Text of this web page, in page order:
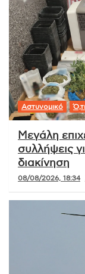
Αστυνομικό
Μεγάλη
συλλήψεις
διακίνηση
08/08/2026, 18:34